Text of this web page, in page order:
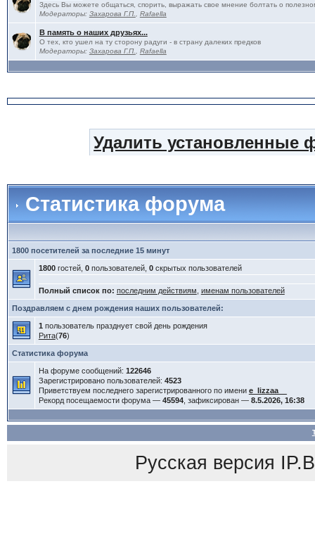
Здесь Вы можете общаться, спорить, выражать свое мнение болтать о
Модераторы: Захарова Г.П. Rafaella
В память о наших друзьях...
О тех, кто ушел на ту сторону радуги - в страну далеких предков
Модераторы: Захарова Г.П. Rafaella
Удалить установленные
Статистика форума
1800 посетителей за последние 15 минут
1800гостей, 0пользователей, 0скрытых пользователей
Полный список по: последним действиям именам пользователей
Поздравляем с днем рождения наших пользователей:
1 пользователь празднует свой день рождения
Рита(76)
Статистика форума
На форуме сообщений: 122646
Зарегистрировано пользователей: 4523
Приветствуем последнего зарегистрированного по имени e_lizzaa__
Рекорд посещаемости форума — 45594, зафиксирован — 8.5.2026, 16:38
Русская версия